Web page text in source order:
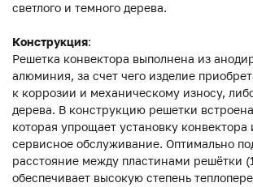
светлого и темного дерева.
Конструкция:
Решетка конвектора выполнена из
алюминия, за счет чего изделие
к коррозии и механическому износу,
дерева. В конструкцию решетки
которая упрощает установку конвектора
сервисное обслуживание. Оптимально
расстояние между пластинами решётки
обеспечивает высокую степень